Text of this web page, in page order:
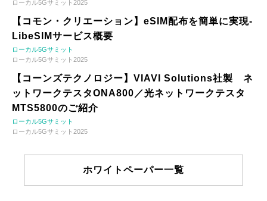
ローカル5Gサミット2025
【コモン・クリエーション】eSIM配布を簡単に実現-
LibeSIMサービス概要
ローカル5Gサミット
ローカル5Gサミット2025
【コーンズテクノロジー】VIAVI Solutions社製 ネ
ットワークテスタONA800／光ネットワークテスタ
MTS5800のご紹介
ローカル5Gサミット
ローカル5Gサミット2025
ホワイトペーパー一覧